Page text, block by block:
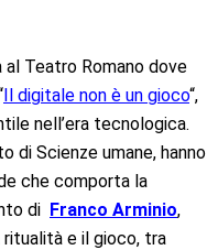
al Teatro Romano dove
Il digitale non è un gioco“,
nell’era tecnologica.
di Scienze umane, hanno
che comporta la
di Franco Arminio,
e il gioco, tra